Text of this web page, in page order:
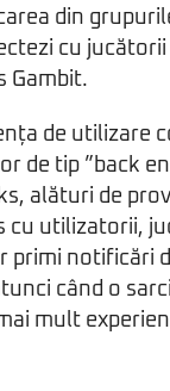
din
cu
Gambit.
de utilizare
de tip ”back
alături de
cu utilizatorii,
notificări
când o
mult